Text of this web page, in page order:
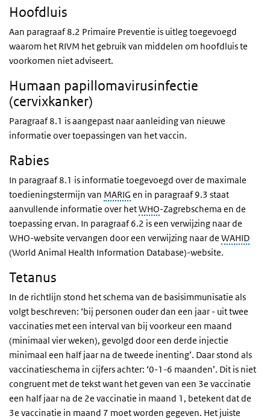
Hoofdluis
Aan paragraaf 8.2 Primaire Preventie is uitleg toegevoegd
waarom het RIVM het gebruik van middelen om hoofdluis te
voorkomen niet adviseert.
Humaan papillomavirusinfectie
(cervixkanker)
Paragraaf 8.1 is aangepast naar aanleiding van nieuwe
informatie over toepassingen van het vaccin.
Rabies
In paragraaf 8.1 is informatie toegevoegd over de maximale
toedieningstermijn van MARIG en in paragraaf 9.3 staat
aanvullende informatie over hetWHO-Zagrebschema en de
toepassing ervan. In paragraaf 6.2 is een verwijzing naar de
WHO-website vervangen door een verwijzing naar de WAHID
(World Animal Health Information Database)-website.
Tetanus
In de richtlijn stond het schema van de basisimmunisatie als
volgt beschreven: ‘bij personen ouder dan een jaar - uit twee
vaccinaties met een interval van bij voorkeur een maand
(minimaal vier weken), gevolgd door een derde injectie
minimaal een half jaar na de tweede inenting’. Daar stond als
vaccinatieschema in cijfers achter: ‘0-1-6 maanden’. Dit is niet
congruent met de tekst want het geven van een 3e vaccinatie
een half jaar na de 2e vaccinatie in maand 1, betekent dat de
3e vaccinatie in maand 7 moet worden gegeven. Het juiste